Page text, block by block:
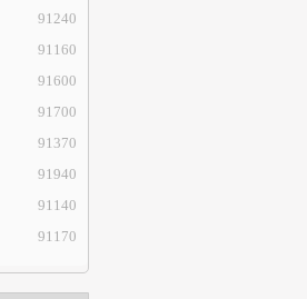
91240
91160
91600
91700
91370
91940
91140
91170